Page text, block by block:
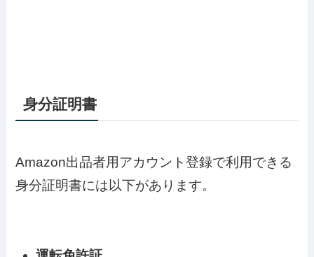
身分証明書
Amazon出品者用アカウント登録で利用できる
身分証明書には以下があります。